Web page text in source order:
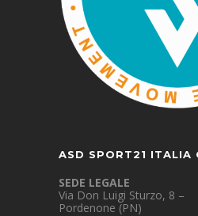
ASD SPORT21 ITALIA
SEDE LEGALE
Via Don Luigi Sturzo, 8 –
Pordenone (PN)